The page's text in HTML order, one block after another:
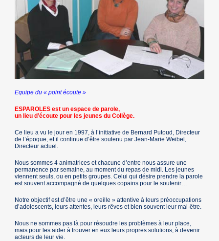
Equipe du « point écoute »
ESPAROLES est un espace de parole,
un lieu d’écoute pour les jeunes du Collège.
Ce lieu a vu le jour en 1997, à l’initiative de Bernard Putoud, Directeur
de l’époque, et il continue d’être soutenu par Jean-Marie Weibel,
Directeur actuel.
Nous sommes 4 animatrices et chacune d’entre nous assure une
permanence par semaine, au moment du repas de midi. Les jeunes
viennent seuls, ou en petits groupes. Celui qui désire prendre la parole
est souvent accompagné de quelques copains pour le soutenir…
Notre objectif est d’être une « oreille » attentive à leurs préoccupations
d’adolescents, leurs attentes, leurs rêves et bien souvent leur mal-être.
Nous ne sommes pas là pour résoudre les problèmes à leur place,
mais pour les aider à trouver en eux leurs propres solutions, à devenir
acteurs de leur vie.